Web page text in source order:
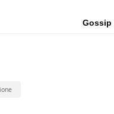
Gossip